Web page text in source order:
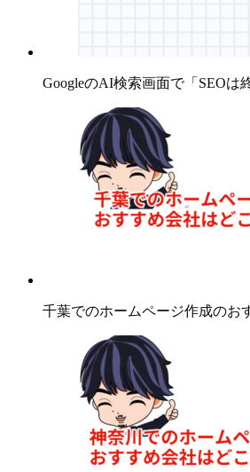
GoogleのAI検索画面で「SEOは
千葉でのホームページ作成のお